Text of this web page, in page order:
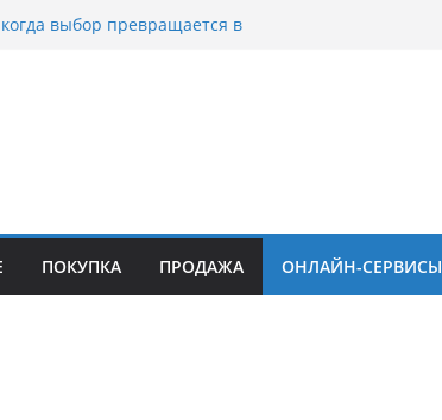
выбор превращается в
в Москве: почему
mos-auto
классика или
ПОКУПКА ПРОДАЖА ОНЛАЙН-СЕРВИСЫ